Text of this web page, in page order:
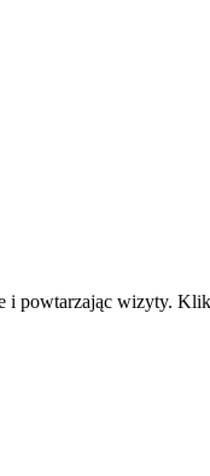
i powtarzając wizyty.